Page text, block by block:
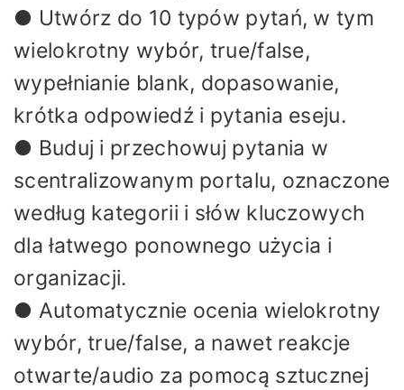
● Utwórz do 10 typów pytań, w tym
wielokrotny wybór, true/false,
wypełnianie blank, dopasowanie,
krótka odpowiedź i pytania eseju.
● Buduj i przechowuj pytania w
scentralizowanym portalu, oznaczone
według kategorii i słów kluczowych
dla łatwego ponownego użycia i
organizacji.
● Automatycznie ocenia wielokrotny
wybór, true/false, a nawet reakcje
otwarte/audio za pomocą sztucznej